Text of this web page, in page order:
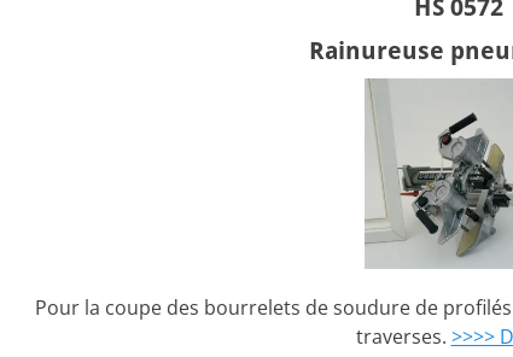
HS 0572
Rainureuse
Pour la coupe des bourrelets de soudure de
traverses. >>>>